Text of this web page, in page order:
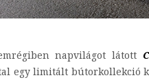
napvilágot látott
egy limitált bútorkollekció